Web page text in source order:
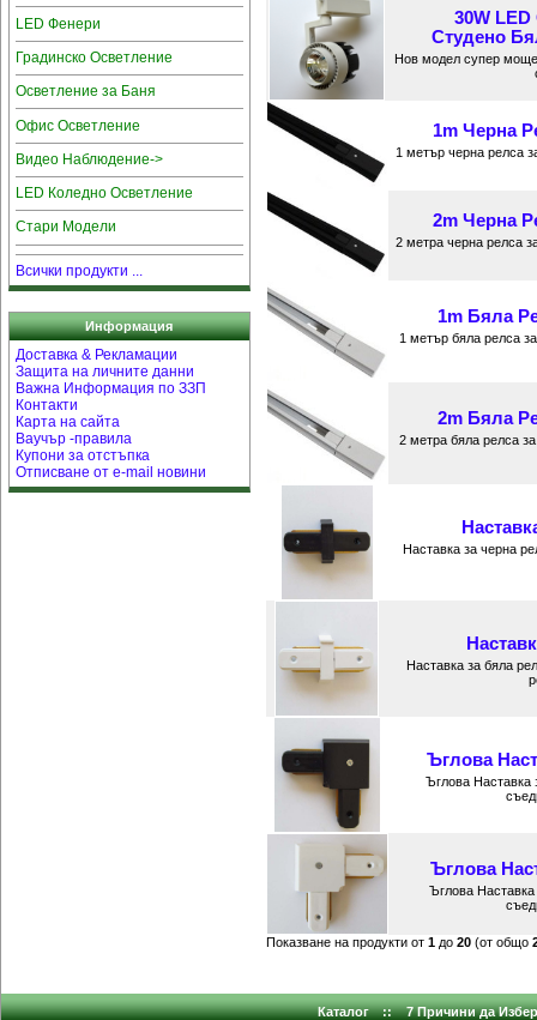
LED Фенери
Градинско Осветление
Осветление за Баня
Офис Осветление
Видео Наблюдение->
LED Коледно Осветление
Стари Модели
Всички продукти ...
Информация
Доставка & Рекламации
Защита на личните данни
Важна Информация по ЗЗП
Контакти
Карта на сайта
Ваучър -правила
Купони за отстъпка
Отписване от e-mail новини
30W
Студено
Нов модел супер
1m Черна
1 метър черна релса
2m Черна
2 метра черна релса
1m Бяла
1 метър бяла релса
2m Бяла
2 метра бяла релса
Наставка за черна
Наставка за бяла
Ъглова
Ъглова Наставка
Ъглова
Ъглова
Показване на продукти от 1до 20(от общо
Каталог :: 7 Причини да